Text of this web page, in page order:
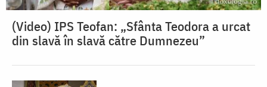
(Video) IPS Teofan: „Sfânta Teodora a urcat
din slavă în slavă către Dumnezeu”